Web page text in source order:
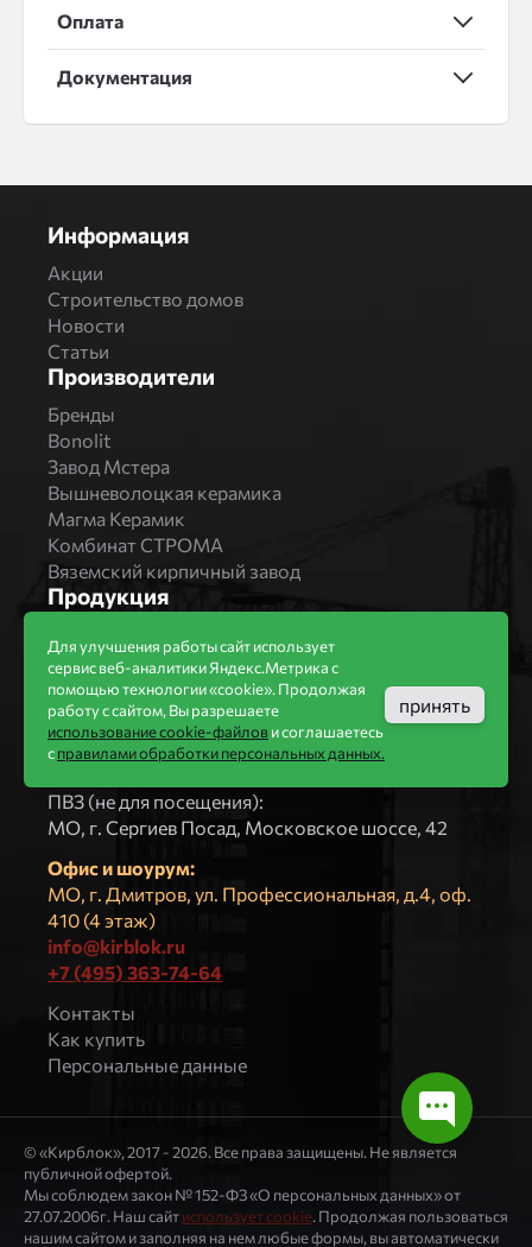
Оплата
Документация
Информация
Акции
Строительство домов
Новости
Статьи
Производители
Бренды
Bonolit
Завод Мстера
Вышневолоцкая керамика
Магма Керамик
Комбинат СТРОМА
Вяземский кирпичный завод
Продукция
Блоки Bonolit
Строительный кирпич
Облицовочный кирпич
Компания
ПВЗ (не для посещения):
МO, г. Сергиев Посад, Московское шоссе, 42
Офис и шоурум:
МО, г. Дмитров, ул. Профессиональная, д.4, оф.
410 (4 этаж)
info@kirblok.ru
+7 (495) 363-74-64
Контакты
Как купить
Персональные данные
© «Кирблок», 2017 - 2026. Все права защищены. Не является
публичной офертой.
Мы соблюдем закон № 152-ФЗ «О персональных данных» от
27.07.2006г. Наш сайтиспользует cookie. Продолжая пользоваться
нашим сайтом и заполняя на нем любые формы, вы автоматически
Для улучшения работы сайт использует
сервис веб-аналитики Яндекс.Метрика с
помощью технологии «cookie». Продолжая
работу с сайтом, Вы разрешаете
использование cookie-файлови соглашаетесь
справилами обработки персональных данных.
принять